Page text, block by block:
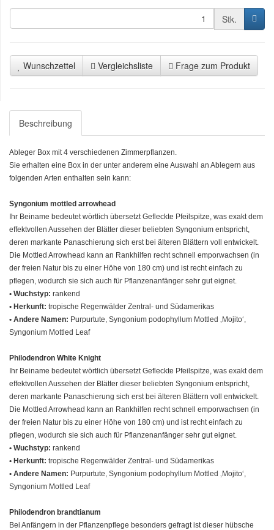
Stk.
Wunschzettel Vergleichsliste Frage zum Produkt
Beschreibung
Ableger Box mit 4 verschiedenen Zimmerpflanzen.
Sie erhalten eine Box in der unter anderem eine Auswahl an Ablegern aus
folgenden Arten enthalten sein kann:
Syngonium mottled arrowhead
Ihr Beiname bedeutet wörtlich übersetzt Gefleckte Pfeilspitze, was exakt dem
effektvollen Aussehen der Blätter dieser beliebten Syngonium entspricht,
deren markante Panaschierung sich erst bei älteren Blättern voll entwickelt.
Die Mottled Arrowhead kann an Rankhilfen recht schnell emporwachsen (in
der freien Natur bis zu einer Höhe von 180 cm) und ist recht einfach zu
pflegen, wodurch sie sich auch für Pflanzenanfänger sehr gut eignet.
• Wuchstyp: rankend
• Herkunft: tropische Regenwälder Zentral- und Südamerikas
• Andere Namen: Purpurtute, Syngonium podophyllum Mottled ‚Mojito‘,
Syngonium Mottled Leaf
Philodendron White Knight
Ihr Beiname bedeutet wörtlich übersetzt Gefleckte Pfeilspitze, was exakt dem
effektvollen Aussehen der Blätter dieser beliebten Syngonium entspricht,
deren markante Panaschierung sich erst bei älteren Blättern voll entwickelt.
Die Mottled Arrowhead kann an Rankhilfen recht schnell emporwachsen (in
der freien Natur bis zu einer Höhe von 180 cm) und ist recht einfach zu
pflegen, wodurch sie sich auch für Pflanzenanfänger sehr gut eignet.
• Wuchstyp: rankend
• Herkunft: tropische Regenwälder Zentral- und Südamerikas
• Andere Namen: Purpurtute, Syngonium podophyllum Mottled ‚Mojito‘,
Syngonium Mottled Leaf
Philodendron brandtianum
Bei Anfängern in der Pflanzenpflege besonders gefragt ist dieser hübsche